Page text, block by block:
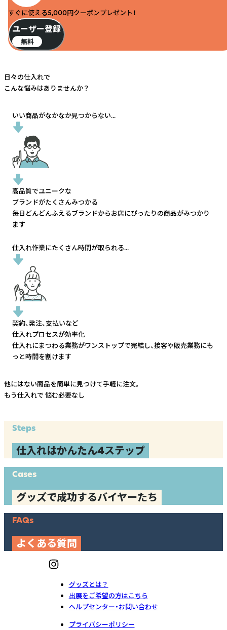
すぐに使える5,000円クーポンプレゼント！
ユーザー登録
無料
日々の仕入れで
こんな悩みはありませんか？
いい商品がなかなか見つからない...
高品質でユニークな
ブランドがたくさんみつかる
毎日どんどんふえるブランドからお店にぴったりの商品がみつかり
ます
仕入れ作業にたくさん時間が取られる...
契約、発注、支払いなど
仕入れプロセスが効率化
仕入れにまつわる業務がワンストップで完結し、接客や販売業務にも
っと時間を割けます
他にはない商品を簡単に見つけて手軽に注文。
もう仕入れで 悩む必要なし
Steps
仕入れはかんたん4ステップ
Cases
グッズで成功するバイヤーたち
FAQs
よくある質問
グッズとは？
出展をご希望の方はこちら
ヘルプセンター・お問い合わせ
プライバシーポリシー